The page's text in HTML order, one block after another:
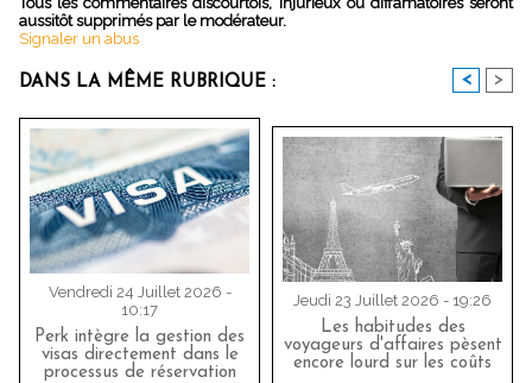
aussitôt supprimés par le modérateur.
Signaler un abus
DANS LA MÊME RUBRIQUE : < >
Vendredi 24 Juillet 2026 -
10:17
Perk intègre la gestion des
visas directement dans le
processus de réservation
Jeudi 23 Juillet 2026 - 19:26
Les habitudes des
voyageurs d'affaires pèsent
encore lourd sur les coûts